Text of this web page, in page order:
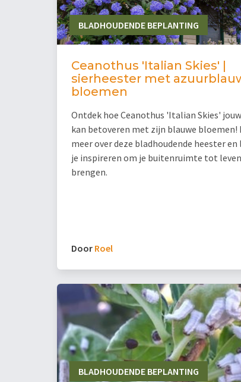
BLADHOUDENDE BEPLANTING
Ceanothus 'Italian Skies' |
sierheester met
bloemen
Ontdek hoe Ceanothus 'Italian Skies'
kan betoveren met zijn blauwe bloemen!
meer over deze bladhoudende heester en
je inspireren om je buitenruimte tot
brengen.
Door Roel
BLADHOUDENDE BEPLANTING